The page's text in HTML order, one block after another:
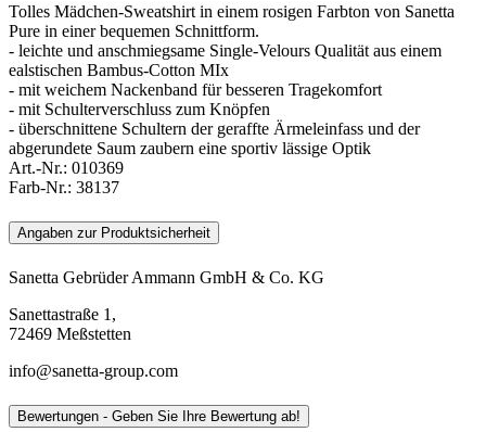
Tolles Mädchen-Sweatshirt in einem rosigen Farbton von Sanetta
Pure in einer bequemen Schnittform.
- leichte und anschmiegsame Single-Velours Qualität aus einem
ealstischen Bambus-Cotton MIx
- mit weichem Nackenband für besseren Tragekomfort
- mit Schulterverschluss zum Knöpfen
- überschnittene Schultern der geraffte Ärmeleinfass und der
abgerundete Saum zaubern eine sportiv lässige Optik
Art.-Nr.: 010369
Farb-Nr.: 38137
Angaben zur Produktsicherheit
Sanetta Gebrüder Ammann GmbH & Co. KG
Sanettastraße 1,
72469 Meßstetten
info@sanetta-group.com
Bewertungen - Geben Sie Ihre Bewertung ab!